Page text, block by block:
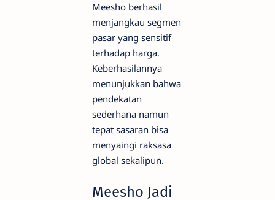
Meesho berhasil
menjangkau segmen
pasar yang sensitif
terhadap harga.
Keberhasilannya
menunjukkan bahwa
pendekatan
sederhana namun
tepat sasaran bisa
menyaingi raksasa
global sekalipun.
Meesho Jadi